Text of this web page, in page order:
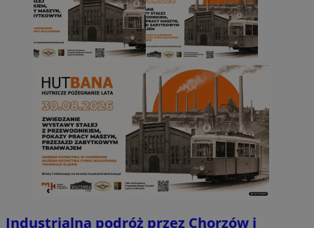
Industrialna podróż przez Chorzów i